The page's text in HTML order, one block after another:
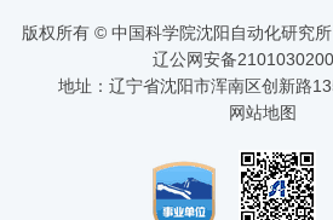
版权所有 © 中国科学院沈阳自动化研究
辽公网安备
地址：辽宁省沈阳市浑南区创新路
网站地图